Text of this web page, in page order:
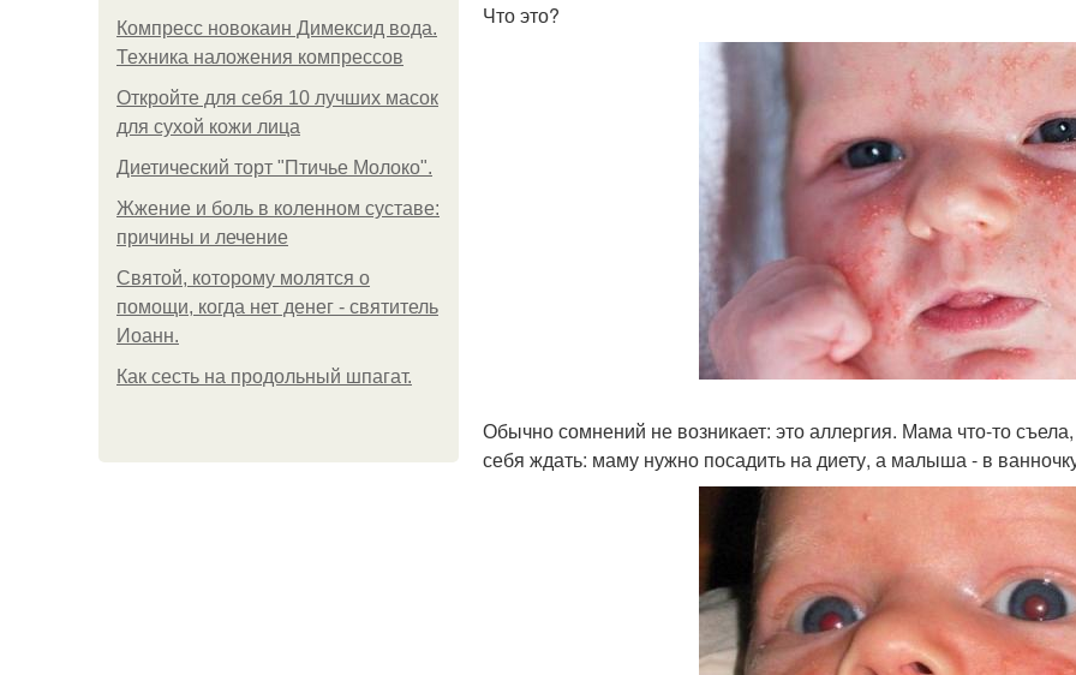
Компресс новокаин Димексид вода.
Техника наложения компрессов
Откройте для себя 10 лучших масок
для сухой кожи лица
Диетический торт "Птичье Молоко".
Жжение и боль в коленном суставе:
причины и лечение
Святой, которому молятся о
помощи, когда нет денег - святитель
Иоанн.
Как сесть на продольный шпагат.
Что это?
Обычно сомнений не возникает: это аллергия. Мама что-то
себя ждать: маму нужно посадить на диету, а малыша - в